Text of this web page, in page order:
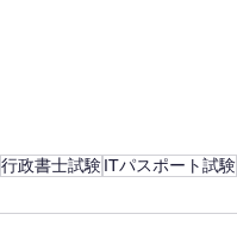
行政書士試験ITパスポート試験